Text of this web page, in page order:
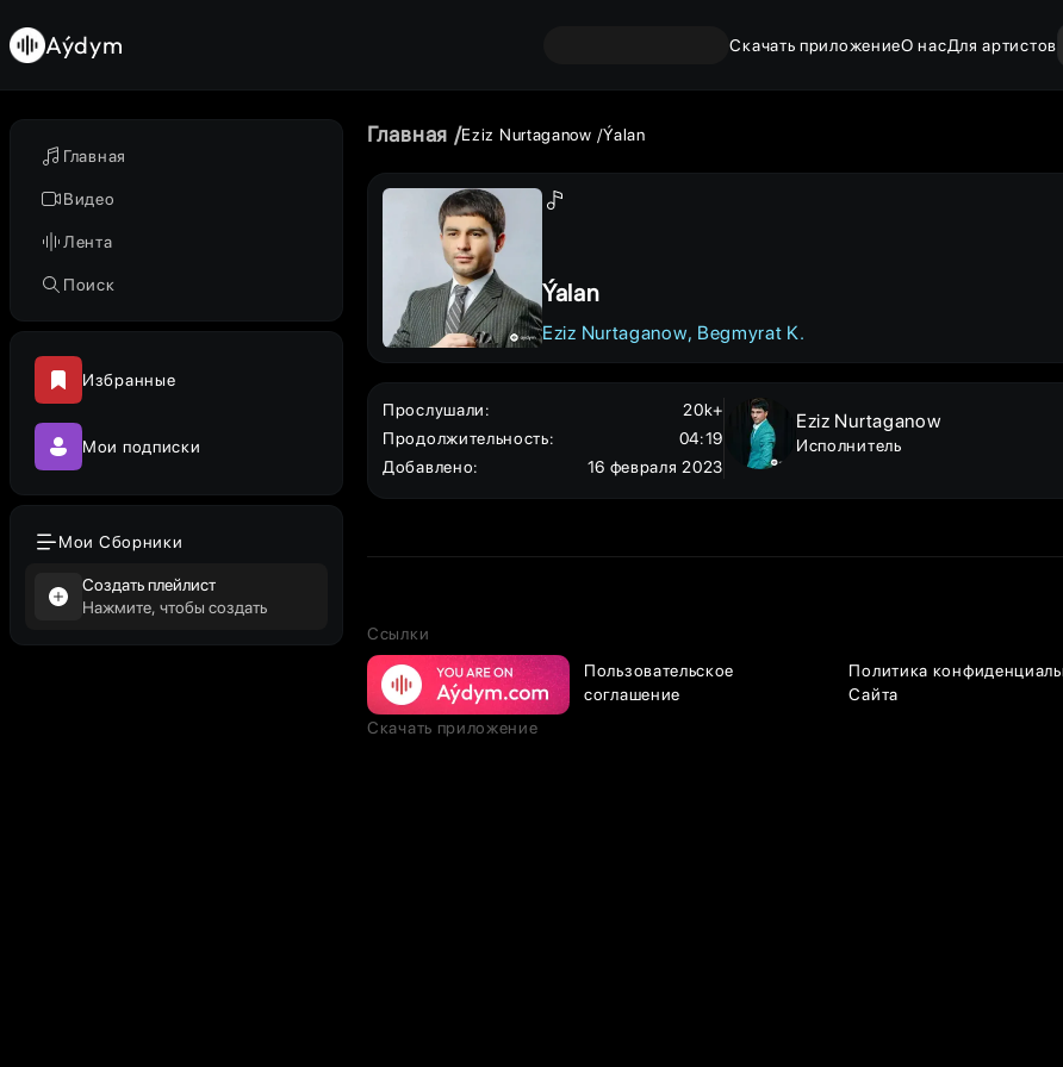
Главная
Видео
Лента
Поиск
Избранные
Мои подписки
Мои Сборники
Создать плейлист
Нажмите, чтобы создать
Aýdym Скачать приложениеО насДля артистов
Главная Eziz Nurtaganow Ýalan
Ýalan
Eziz Nurtaganow Begmyrat K.
Прослушали:
20k+
Продолжительность:
04:19
Добавлено: 16 февраля 2023
Eziz Nurtaganow
Исполнитель
Ссылки
Пользовательское
соглашение
Политика
Сайта
Скачать приложение